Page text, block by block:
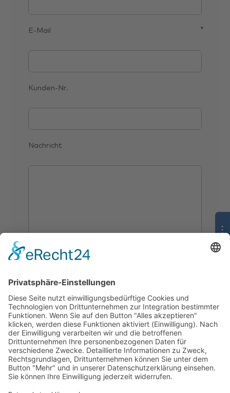
E-Mail
Kunden-Nr.
Nachricht
gelesen und akzeptiere diese.*
* Diese Felder sind erforderlich.